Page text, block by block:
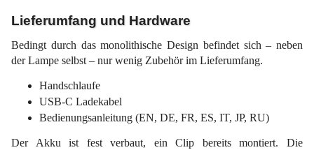
Lieferumfang und Hardware
Bedingt durch das monolithische Design befindet sich – neben
der Lampe selbst – nur wenig Zubehör im Lieferumfang.
Handschlaufe
USB-C Ladekabel
Bedienungsanleitung (EN, DE, FR, ES, IT, JP, RU)
Der Akku ist fest verbaut, ein Clip bereits montiert. Die